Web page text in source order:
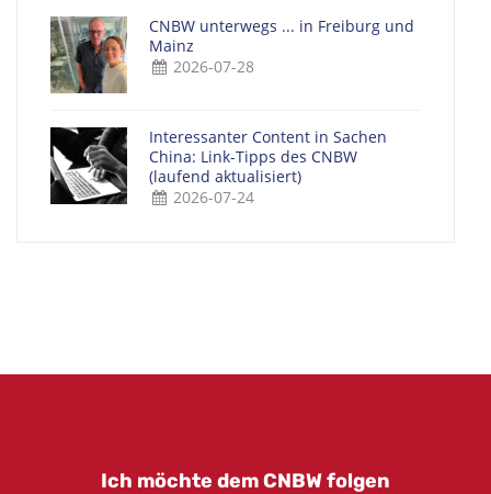
CNBW unterwegs ... in Freiburg und
Mainz
2026-07-28
Interessanter Content in Sachen
China: Link-Tipps des CNBW
(laufend aktualisiert)
2026-07-24
Ich möchte dem CNBW folgen